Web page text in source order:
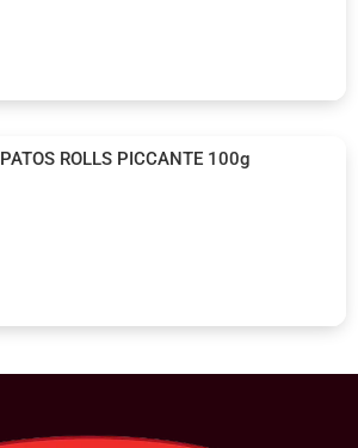
PATOS ROLLS PICCANTE 100g